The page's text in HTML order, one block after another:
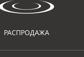
РАСПРОДАЖА